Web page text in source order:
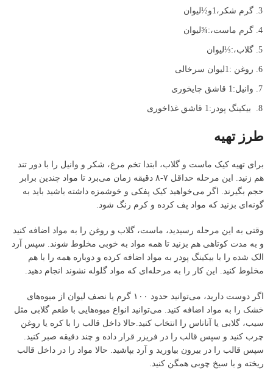
گرم شکر،1و½لیوان
گرم ماست،:¾لیوان
گلاب،:⅓لیوان
روغن :1لیوان سرخالی
وانیل:1 قاشق چایخوری
بیکینگ پودر: 1 قاشق غذاخوری
طرز تهیه
برای تهیه کیک ماست و گلاب، ابتدا تخم مرغ، شکر و وانیل را با دور تند
هم زنید. این مرحله حداقل ۷-۸ دقیقه زمان می‌برد تا مواد چندین برابر
حجم بگیرند. اگر می‌خواهید کیک پفکی و خوشمزه داشته باشید باید به
گونه‌ای بزنید که مواد پف کرده و کرم رنگ شود.
وقتی به این مرحله رسیدید، ماست، گلاب و روغن را به مواد اضافه کنید
و به مدت کوتاهی هم بزنید تا همه مواد به خوبی مخلوط شوند. سپس آرد
الک شده را با بیکینگ پودر به مواد اضافه کرده و دوباره همه را با هم
مخلوط کنید. این کار را به مرحله‌ای که مواد گلوله نشوند انجام دهید.
اگر دوست دارید، می‌توانید حدود ۱۰۰ گرم یا نصف لیوان از میوه‌های
خشک را به مواد اضافه کنید. می‌توانید انواع میوه‌هایی با طعم گلابی مثل
سیب، گلابی یا آناناس را انتخاب کنید.حالا داخل قالب را با کره یا روغن
چرب کنید و سپس قالب را در فریزر قرار داده و چند دقیقه صبر کنید.
سپس قالب را در بیرون بیاورید و آرد بپاشید. حالا مواد را در داخل قالب
ریخته و با سیخ چوبی همگن کنید.